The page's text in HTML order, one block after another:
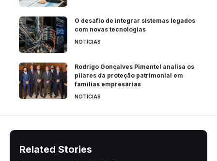
O desafio de integrar sistemas legados
com novas tecnologias
NOTÍCIAS
Rodrigo Gonçalves Pimentel analisa os
pilares da proteção patrimonial em
famílias empresárias
NOTÍCIAS
Related Stories